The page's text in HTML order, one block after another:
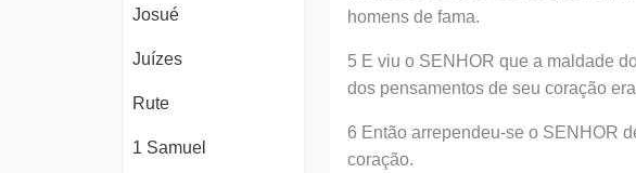
Josué
Juízes
Rute
1 Samuel
homens de fama.
5 E viu o SENHOR que a maldade
dos pensamentos de seu coração
6 Então arrependeu-se o SENHOR
coração.